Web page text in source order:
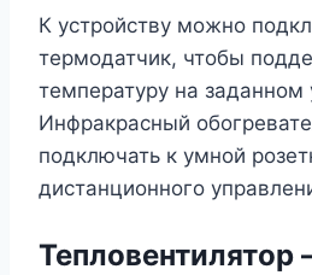
К устройству можно
термодатчик, чтобы
температуру на заданном
Инфракрасный
подключать к умной
дистанционного